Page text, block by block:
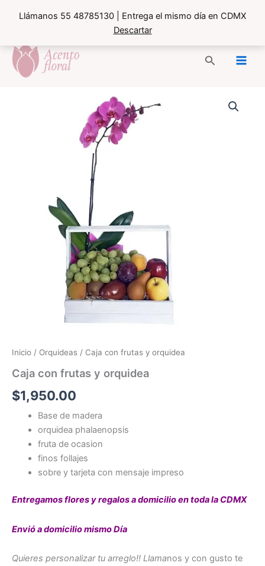
Llámanos 55 48785130 | Entrega el mismo día en CDMX
Descartar
contenido
Buscar
Inicio / Orquideas / Caja con frutas y orquidea
Caja con frutas y orquidea
$1,950.00
Base de madera
orquidea phalaenopsis
fruta de ocasion
finos follajes
sobre y tarjeta con mensaje impreso
Entregamos flores y regalos a domicilio en toda la CDMX
Envió a domicilio mismo Día
Quieres personalizar tu arreglo!! Llamanos y con gusto te